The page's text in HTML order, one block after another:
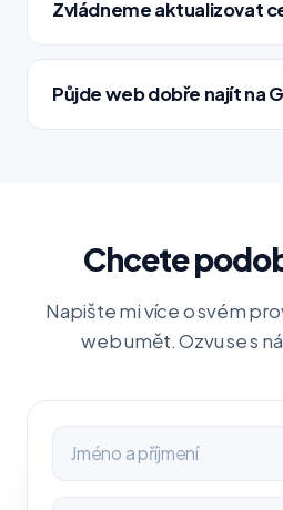
Zvládneme aktualizovat
Půjde web dobře najít na
Chcete
Napište mi více o svém
web umět. Ozvu se s